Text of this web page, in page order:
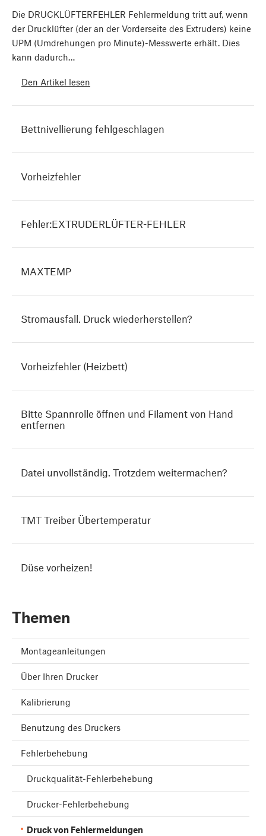
Die DRUCKLÜFTERFEHLER Fehlermeldung tritt auf, wenn
der Drucklüfter (der an der Vorderseite des Extruders) keine
UPM (Umdrehungen pro Minute)-Messwerte erhält. Dies
kann dadurch…
Den Artikel lesen
Bettnivellierung fehlgeschlagen
Vorheizfehler
Fehler:EXTRUDERLÜFTER-FEHLER
MAXTEMP
Stromausfall. Druck wiederherstellen?
Vorheizfehler (Heizbett)
Bitte Spannrolle öffnen und Filament von Hand
entfernen
Datei unvollständig. Trotzdem weitermachen?
TMT Treiber Übertemperatur
Düse vorheizen!
Themen
Montageanleitungen
Über Ihren Drucker
Kalibrierung
Benutzung des Druckers
Fehlerbehebung
Druckqualität-Fehlerbehebung
Drucker-Fehlerbehebung
Druck von Fehlermeldungen